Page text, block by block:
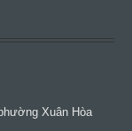
Xuân Hòa